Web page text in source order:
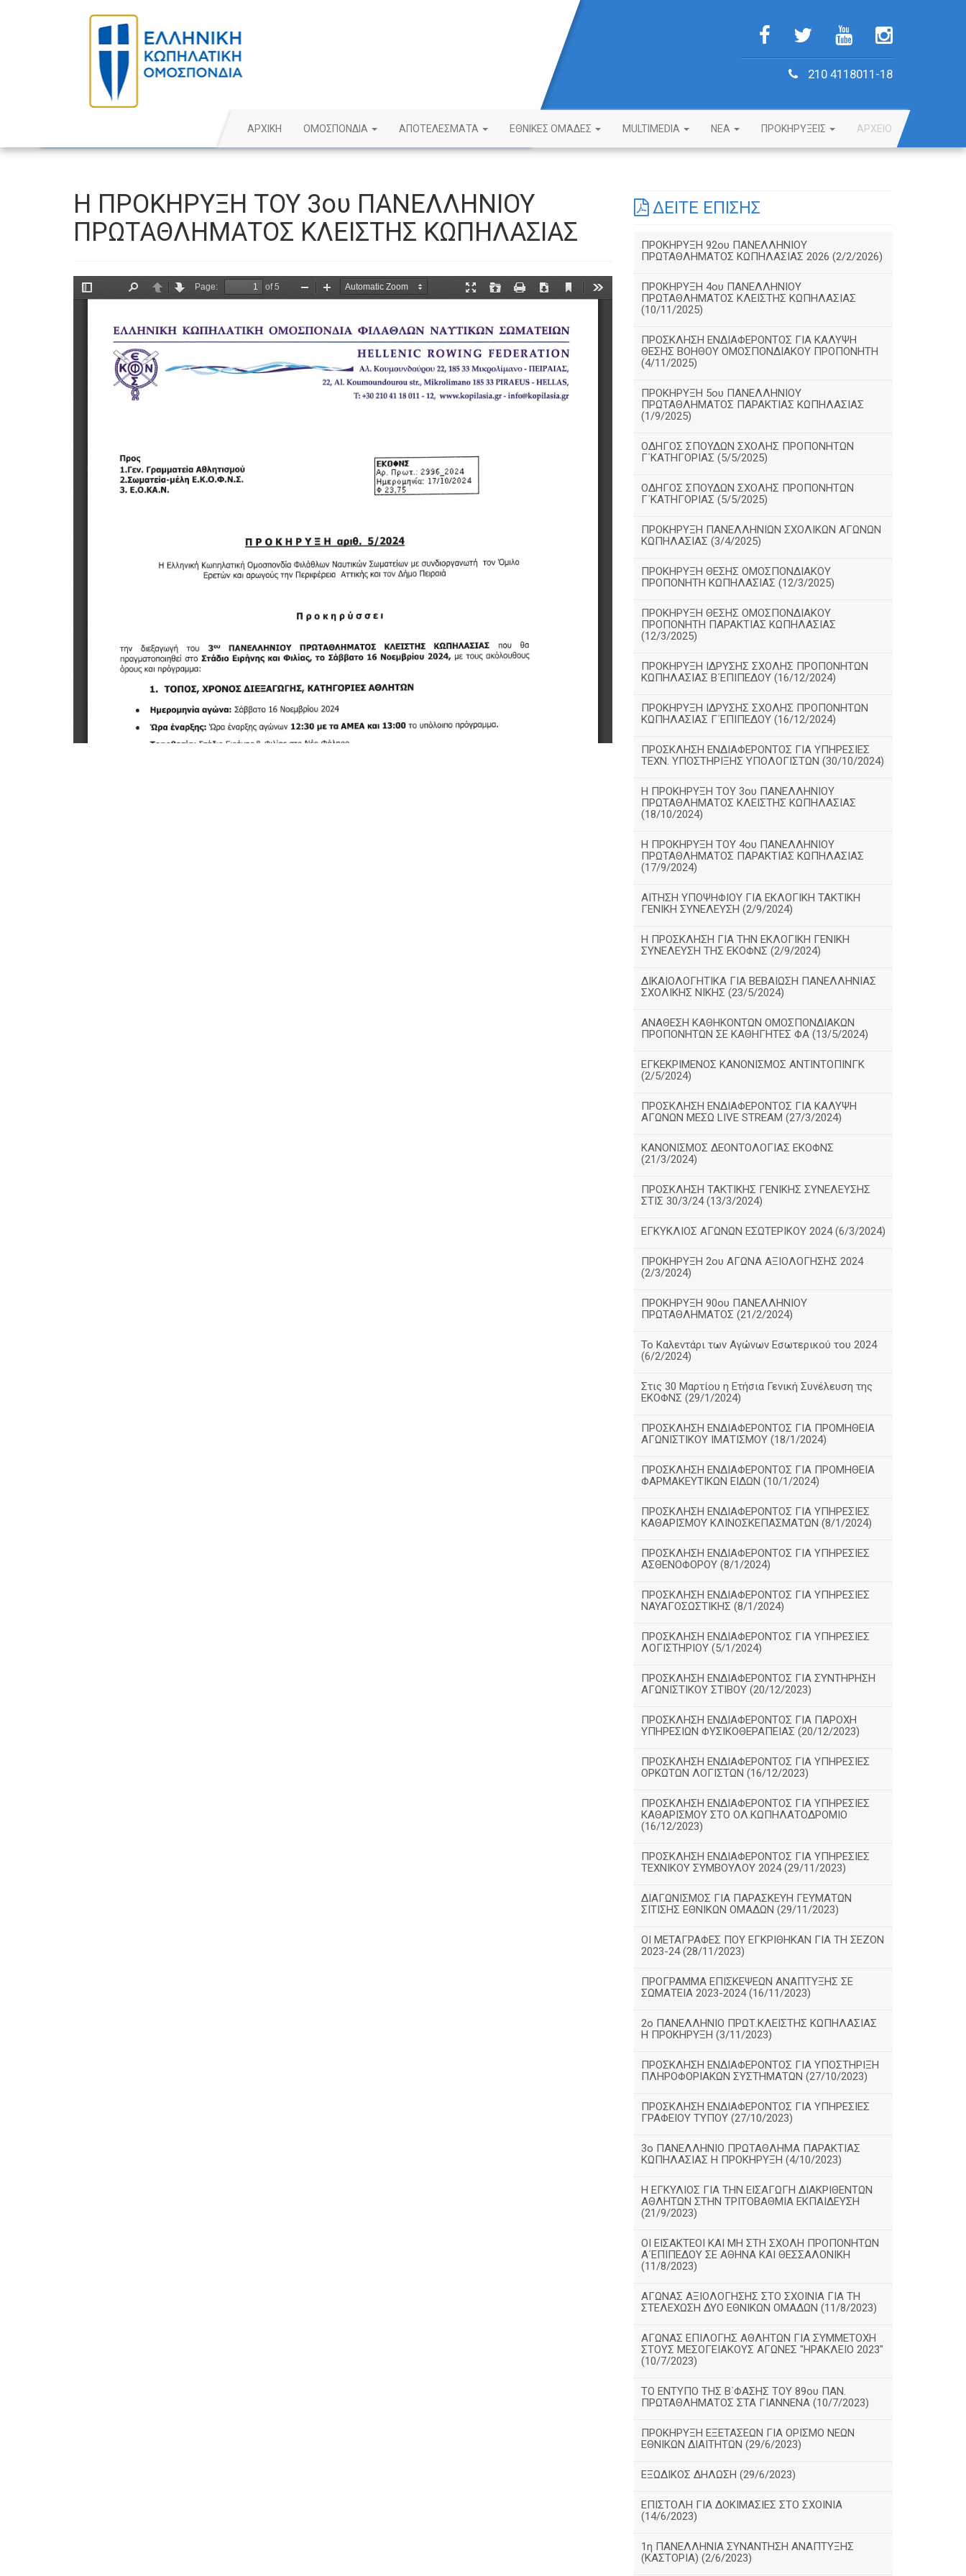
210 4118011-18
ΑΡΧΙΚΗ ΟΜΟΣΠΟΝΔΙΑ ΑΠΟΤΕΛΕΣΜΑΤΑ ΕΘΝΙΚΕΣ ΟΜΑΔΕΣ MULTIMEDIA NEA ΠΡΟΚΗΡΥΞΕΙΣ ΑΡΧΕΙΟ
Η ΠΡΟΚΗΡΥΞΗ ΤΟΥ 3ου ΠΑΝΕΛΛΗΝΙΟΥ
ΠΡΩΤΑΘΛΗΜΑΤΟΣ ΚΛΕΙΣΤΗΣ ΚΩΠΗΛΑΣΙΑΣ
ΔΕΙΤΕ ΕΠΙΣΗΣ
ΠΡΟΚΗΡΥΞΗ 92ου ΠΑΝΕΛΛΗΝΙΟΥ
ΠΡΩΤΑΘΛΗΜΑΤΟΣ ΚΩΠΗΛΑΣΙΑΣ 2026 (2/2/2026)
ΠΡΟΚΗΡΥΞΗ 4ου ΠΑΝΕΛΛΗΝΙΟΥ
ΠΡΩΤΑΘΛΗΜΑΤΟΣ ΚΛΕΙΣΤΗΣ ΚΩΠΗΛΑΣΙΑΣ
(10/11/2025)
ΠΡΟΣΚΛΗΣΗ ΕΝΔΙΑΦΕΡΟΝΤΟΣ ΓΙΑ ΚΑΛΥΨΗ
ΘΕΣΗΣ ΒΟΗΘΟΥ ΟΜΟΣΠΟΝΔΙΑΚΟΥ ΠΡΟΠΟΝΗΤΗ
(4/11/2025)
ΠΡΟΚΗΡΥΞΗ 5ου ΠΑΝΕΛΛΗΝΙΟΥ
ΠΡΩΤΑΘΛΗΜΑΤΟΣ ΠΑΡΑΚΤΙΑΣ ΚΩΠΗΛΑΣΙΑΣ
(1/9/2025)
ΟΔΗΓΟΣ ΣΠΟΥΔΩΝ ΣΧΟΛΗΣ ΠΡΟΠΟΝΗΤΩΝ
Γ΄ΚΑΤΗΓΟΡΙΑΣ (5/5/2025)
ΟΔΗΓΟΣ ΣΠΟΥΔΩΝ ΣΧΟΛΗΣ ΠΡΟΠΟΝΗΤΩΝ
Γ΄ΚΑΤΗΓΟΡΙΑΣ (5/5/2025)
ΠΡΟΚΗΡΥΞΗ ΠΑΝΕΛΛΗΝΙΩΝ ΣΧΟΛΙΚΩΝ ΑΓΩΝΩΝ
ΚΩΠΗΛΑΣΙΑΣ (3/4/2025)
ΠΡΟΚΗΡΥΞΗ ΘΕΣΗΣ ΟΜΟΣΠΟΝΔΙΑΚΟΥ
ΠΡΟΠΟΝΗΤΗ ΚΩΠΗΛΑΣΙΑΣ (12/3/2025)
ΠΡΟΚΗΡΥΞΗ ΘΕΣΗΣ ΟΜΟΣΠΟΝΔΙΑΚΟΥ
ΠΡΟΠΟΝΗΤΗ ΠΑΡΑΚΤΙΑΣ ΚΩΠΗΛΑΣΙΑΣ
(12/3/2025)
ΠΡΟΚΗΡΥΞΗ ΙΔΡΥΣΗΣ ΣΧΟΛΗΣ ΠΡΟΠΟΝΗΤΩΝ
ΚΩΠΗΛΑΣΙΑΣ Β΄ΕΠΙΠΕΔΟΥ (16/12/2024)
ΠΡΟΚΗΡΥΞΗ ΙΔΡΥΣΗΣ ΣΧΟΛΗΣ ΠΡΟΠΟΝΗΤΩΝ
ΚΩΠΗΛΑΣΙΑΣ Γ΄ΕΠΙΠΕΔΟΥ (16/12/2024)
ΠΡΟΣΚΛΗΣΗ ΕΝΔΙΑΦΕΡΟΝΤΟΣ ΓΙΑ ΥΠΗΡΕΣΙΕΣ
ΤΕΧΝ. ΥΠΟΣΤΗΡΙΞΗΣ ΥΠΟΛΟΓΙΣΤΩΝ (30/10/2024)
Η ΠΡΟΚΗΡΥΞΗ ΤΟΥ 3ου ΠΑΝΕΛΛΗΝΙΟΥ
ΠΡΩΤΑΘΛΗΜΑΤΟΣ ΚΛΕΙΣΤΗΣ ΚΩΠΗΛΑΣΙΑΣ
(18/10/2024)
Η ΠΡΟΚΗΡΥΞΗ ΤΟΥ 4ου ΠΑΝΕΛΛΗΝΙΟΥ
ΠΡΩΤΑΘΛΗΜΑΤΟΣ ΠΑΡΑΚΤΙΑΣ ΚΩΠΗΛΑΣΙΑΣ
(17/9/2024)
ΑΙΤΗΣΗ ΥΠΟΨΗΦΙΟΥ ΓΙΑ ΕΚΛΟΓΙΚΗ ΤΑΚΤΙΚΗ
ΓΕΝΙΚΗ ΣΥΝΕΛΕΥΣΗ (2/9/2024)
Η ΠΡΟΣΚΛΗΣΗ ΓΙΑ ΤΗΝ ΕΚΛΟΓΙΚΗ ΓΕΝΙΚΗ
ΣΥΝΕΛΕΥΣΗ ΤΗΣ ΕΚΟΦΝΣ (2/9/2024)
ΔΙΚΑΙΟΛΟΓΗΤΙΚΑ ΓΙΑ ΒΕΒΑΙΩΣΗ ΠΑΝΕΛΛΗΝΙΑΣ
ΣΧΟΛΙΚΗΣ ΝΙΚΗΣ (23/5/2024)
ΑΝΑΘΕΣΗ ΚΑΘΗΚΟΝΤΩΝ ΟΜΟΣΠΟΝΔΙΑΚΩΝ
ΠΡΟΠΟΝΗΤΩΝ ΣΕ ΚΑΘΗΓΗΤΕΣ ΦΑ (13/5/2024)
ΕΓΚΕΚΡΙΜΕΝΟΣ ΚΑΝΟΝΙΣΜΟΣ ΑΝΤΙΝΤΟΠΙΝΓΚ
(2/5/2024)
ΠΡΟΣΚΛΗΣΗ ΕΝΔΙΑΦΕΡΟΝΤΟΣ ΓΙΑ ΚΑΛΥΨΗ
ΑΓΩΝΩΝ ΜΕΣΩ LIVE STREAM (27/3/2024)
ΚΑΝΟΝΙΣΜΟΣ ΔΕΟΝΤΟΛΟΓΙΑΣ ΕΚΟΦΝΣ
(21/3/2024)
ΠΡΟΣΚΛΗΣΗ ΤΑΚΤΙΚΗΣ ΓΕΝΙΚΗΣ ΣΥΝΕΛΕΥΣΗΣ
ΣΤΙΣ 30/3/24 (13/3/2024)
ΕΓΚΥΚΛΙΟΣ ΑΓΩΝΩΝ ΕΣΩΤΕΡΙΚΟΥ 2024 (6/3/2024)
ΠΡΟΚΗΡΥΞΗ 2ου ΑΓΩΝΑ ΑΞΙΟΛΟΓΗΣΗΣ 2024
(2/3/2024)
ΠΡΟΚΗΡΥΞΗ 90ου ΠΑΝΕΛΛΗΝΙΟΥ
ΠΡΩΤΑΘΛΗΜΑΤΟΣ (21/2/2024)
Το Καλεντάρι των Αγώνων Εσωτερικού του 2024
(6/2/2024)
Στις 30 Μαρτίου η Ετήσια Γενική Συνέλευση της
ΕΚΟΦΝΣ (29/1/2024)
ΠΡΟΣΚΛΗΣΗ ΕΝΔΙΑΦΕΡΟΝΤΟΣ ΓΙΑ ΠΡΟΜΗΘΕΙΑ
ΑΓΩΝΙΣΤΙΚΟΥ ΙΜΑΤΙΣΜΟΥ (18/1/2024)
ΠΡΟΣΚΛΗΣΗ ΕΝΔΙΑΦΕΡΟΝΤΟΣ ΓΙΑ ΠΡΟΜΗΘΕΙΑ
ΦΑΡΜΑΚΕΥΤΙΚΩΝ ΕΙΔΩΝ (10/1/2024)
ΠΡΟΣΚΛΗΣΗ ΕΝΔΙΑΦΕΡΟΝΤΟΣ ΓΙΑ ΥΠΗΡΕΣΙΕΣ
ΚΑΘΑΡΙΣΜΟΥ ΚΛΙΝΟΣΚΕΠΑΣΜΑΤΩΝ (8/1/2024)
ΠΡΟΣΚΛΗΣΗ ΕΝΔΙΑΦΕΡΟΝΤΟΣ ΓΙΑ ΥΠΗΡΕΣΙΕΣ
ΑΣΘΕΝΟΦΟΡΟΥ (8/1/2024)
ΠΡΟΣΚΛΗΣΗ ΕΝΔΙΑΦΕΡΟΝΤΟΣ ΓΙΑ ΥΠΗΡΕΣΙΕΣ
ΝΑΥΑΓΟΣΩΣΤΙΚΗΣ (8/1/2024)
ΠΡΟΣΚΛΗΣΗ ΕΝΔΙΑΦΕΡΟΝΤΟΣ ΓΙΑ ΥΠΗΡΕΣΙΕΣ
ΛΟΓΙΣΤΗΡΙΟΥ (5/1/2024)
ΠΡΟΣΚΛΗΣΗ ΕΝΔΙΑΦΕΡΟΝΤΟΣ ΓΙΑ ΣΥΝΤΗΡΗΣΗ
ΑΓΩΝΙΣΤΙΚΟΥ ΣΤΙΒΟΥ (20/12/2023)
ΠΡΟΣΚΛΗΣΗ ΕΝΔΙΑΦΕΡΟΝΤΟΣ ΓΙΑ ΠΑΡΟΧΗ
ΥΠΗΡΕΣΙΩΝ ΦΥΣΙΚΟΘΕΡΑΠΕΙΑΣ (20/12/2023)
ΠΡΟΣΚΛΗΣΗ ΕΝΔΙΑΦΕΡΟΝΤΟΣ ΓΙΑ ΥΠΗΡΕΣΙΕΣ
ΟΡΚΩΤΩΝ ΛΟΓΙΣΤΩΝ (16/12/2023)
ΠΡΟΣΚΛΗΣΗ ΕΝΔΙΑΦΕΡΟΝΤΟΣ ΓΙΑ ΥΠΗΡΕΣΙΕΣ
ΚΑΘΑΡΙΣΜΟΥ ΣΤΟ ΟΛ.ΚΩΠΗΛΑΤΟΔΡΟΜΙΟ
(16/12/2023)
ΠΡΟΣΚΛΗΣΗ ΕΝΔΙΑΦΕΡΟΝΤΟΣ ΓΙΑ ΥΠΗΡΕΣΙΕΣ
ΤΕΧΝΙΚΟΥ ΣΥΜΒΟΥΛΟΥ 2024 (29/11/2023)
ΔΙΑΓΩΝΙΣΜΟΣ ΓΙΑ ΠΑΡΑΣΚΕΥΗ ΓΕΥΜΑΤΩΝ
ΣΙΤΙΣΗΣ ΕΘΝΙΚΩΝ ΟΜΑΔΩΝ (29/11/2023)
ΟΙ ΜΕΤΑΓΡΑΦΕΣ ΠΟΥ ΕΓΚΡΙΘΗΚΑΝ ΓΙΑ ΤΗ ΣΕΖΟΝ
2023-24 (28/11/2023)
ΠΡΟΓΡΑΜΜΑ ΕΠΙΣΚΕΨΕΩΝ ΑΝΑΠΤΥΞΗΣ ΣΕ
ΣΩΜΑΤΕΙΑ 2023-2024 (16/11/2023)
2ο ΠΑΝΕΛΛΗΝΙΟ ΠΡΩΤ.ΚΛΕΙΣΤΗΣ ΚΩΠΗΛΑΣΙΑΣ
Η ΠΡΟΚΗΡΥΞΗ (3/11/2023)
ΠΡΟΣΚΛΗΣΗ ΕΝΔΙΑΦΕΡΟΝΤΟΣ ΓΙΑ ΥΠΟΣΤΗΡΙΞΗ
ΠΛΗΡΟΦΟΡΙΑΚΩΝ ΣΥΣΤΗΜΑΤΩΝ (27/10/2023)
ΠΡΟΣΚΛΗΣΗ ΕΝΔΙΑΦΕΡΟΝΤΟΣ ΓΙΑ ΥΠΗΡΕΣΙΕΣ
ΓΡΑΦΕΙΟΥ ΤΥΠΟΥ (27/10/2023)
3ο ΠΑΝΕΛΛΗΝΙΟ ΠΡΩΤΑΘΛΗΜΑ ΠΑΡΑΚΤΙΑΣ
ΚΩΠΗΛΑΣΙΑΣ Η ΠΡΟΚΗΡΥΞΗ (4/10/2023)
Η ΕΓΚΥΛΙΟΣ ΓΙΑ ΤΗΝ ΕΙΣΑΓΩΓΗ ΔΙΑΚΡΙΘΕΝΤΩΝ
ΑΘΛΗΤΩΝ ΣΤΗΝ ΤΡΙΤΟΒΑΘΜΙΑ ΕΚΠΑΙΔΕΥΣΗ
(21/9/2023)
ΟΙ ΕΙΣΑΚΤΕΟΙ ΚΑΙ ΜΗ ΣΤΗ ΣΧΟΛΗ ΠΡΟΠΟΝΗΤΩΝ
Α΄ΕΠΙΠΕΔΟΥ ΣΕ ΑΘΗΝΑ ΚΑΙ ΘΕΣΣΑΛΟΝΙΚΗ
(11/8/2023)
ΑΓΩΝΑΣ ΑΞΙΟΛΟΓΗΣΗΣ ΣΤΟ ΣΧΟΙΝΙΑ ΓΙΑ ΤΗ
ΣΤΕΛΕΧΩΣΗ ΔΥΟ ΕΘΝΙΚΩΝ ΟΜΑΔΩΝ (11/8/2023)
ΑΓΩΝΑΣ ΕΠΙΛΟΓΗΣ ΑΘΛΗΤΩΝ ΓΙΑ ΣΥΜΜΕΤΟΧΗ
ΣΤΟΥΣ ΜΕΣΟΓΕΙΑΚΟΥΣ ΑΓΩΝΕΣ "ΗΡΑΚΛΕΙΟ 2023"
(10/7/2023)
ΤΟ ΕΝΤΥΠΟ ΤΗΣ Β΄ΦΑΣΗΣ ΤΟΥ 89ου ΠΑΝ.
ΠΡΩΤΑΘΛΗΜΑΤΟΣ ΣΤΑ ΓΙΑΝΝΕΝΑ (10/7/2023)
ΠΡΟΚΗΡΥΞΗ ΕΞΕΤΑΣΕΩΝ ΓΙΑ ΟΡΙΣΜΟ ΝΕΩΝ
ΕΘΝΙΚΩΝ ΔΙΑΙΤΗΤΩΝ (29/6/2023)
ΕΞΩΔΙΚΟΣ ΔΗΛΩΣΗ (29/6/2023)
ΕΠΙΣΤΟΛΗ ΓΙΑ ΔΟΚΙΜΑΣΙΕΣ ΣΤΟ ΣΧΟΙΝΙΑ
(14/6/2023)
1η ΠΑΝΕΛΛΗΝΙΑ ΣΥΝΑΝΤΗΣΗ ΑΝΑΠΤΥΞΗΣ
(ΚΑΣΤΟΡΙΑ) (2/6/2023)